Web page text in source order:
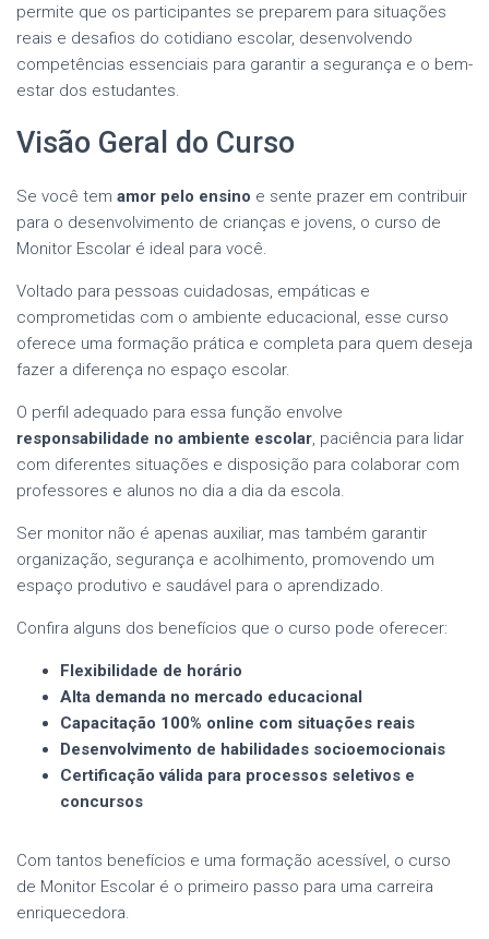
permite que os participantes se preparem para situações
reais e desafios do cotidiano escolar, desenvolvendo
competências essenciais para garantir a segurança e o bem-
estar dos estudantes.
Visão Geral do Curso
Se você tem amor pelo ensino e sente prazer em contribuir
para o desenvolvimento de crianças e jovens, o curso de
Monitor Escolar é ideal para você.
Voltado para pessoas cuidadosas, empáticas e
comprometidas com o ambiente educacional, esse curso
oferece uma formação prática e completa para quem deseja
fazer a diferença no espaço escolar.
O perfil adequado para essa função envolve
responsabilidade no ambiente escolar, paciência para lidar
com diferentes situações e disposição para colaborar com
professores e alunos no dia a dia da escola.
Ser monitor não é apenas auxiliar, mas também garantir
organização, segurança e acolhimento, promovendo um
espaço produtivo e saudável para o aprendizado.
Confira alguns dos benefícios que o curso pode oferecer:
Flexibilidade de horário
Alta demanda no mercado educacional
Capacitação 100% online com situações reais
Desenvolvimento de habilidades socioemocionais
Certificação válida para processos seletivos e
concursos
Com tantos benefícios e uma formação acessível, o curso
de Monitor Escolar é o primeiro passo para uma carreira
enriquecedora.